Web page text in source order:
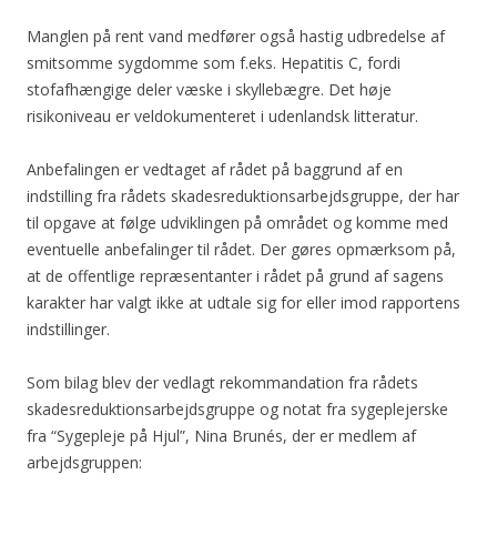
Manglen på rent vand medfører også hastig udbredelse af
smitsomme sygdomme som f.eks. Hepatitis C, fordi
stofafhængige deler væske i skyllebægre. Det høje
risikoniveau er veldokumenteret i udenlandsk litteratur.
Anbefalingen er vedtaget af rådet på baggrund af en
indstilling fra rådets skadesreduktionsarbejdsgruppe, der har
til opgave at følge udviklingen på området og komme med
eventuelle anbefalinger til rådet. Der gøres opmærksom på,
at de offentlige repræsentanter i rådet på grund af sagens
karakter har valgt ikke at udtale sig for eller imod rapportens
indstillinger.
Som bilag blev der vedlagt rekommandation fra rådets
skadesreduktionsarbejdsgruppe og notat fra sygeplejerske
fra “Sygepleje på Hjul”, Nina Brunés, der er medlem af
arbejdsgruppen: